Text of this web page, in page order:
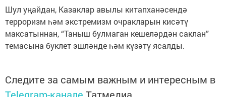
Шул уңайдан, Казаклар авылы китапханәсендә
терроризм һәм экстремизм очракларын кисәтү
максатыннан, “Таныш булмаган​ кешеләрдән саклан”
темасына буклет эшләнде һәм күзәтү ясалды.
Следите за самым важным и интересным в